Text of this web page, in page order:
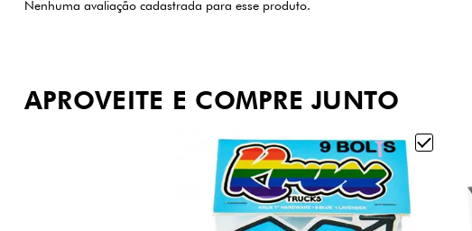
Nenhuma avaliação cadastrada para esse produto.
APROVEITE E COMPRE JUNTO